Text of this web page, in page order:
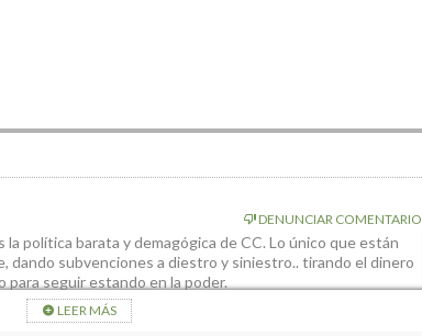
DENUNCIAR COMENTARIO
la política barata y demagógica de CC. Lo único que están
dando subvenciones a diestro y siniestro.. tirando el dinero
seguir estando en la poder.
de interés para captar votitos, nada por el desarrollo de
espabila, porque está gente reventará nuestra isla y a sus
LEER MÁS